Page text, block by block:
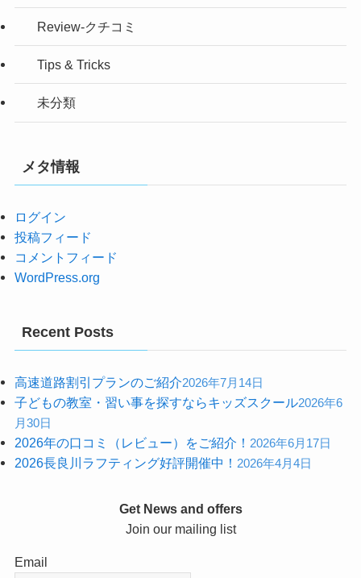
Review-クチコミ
Tips & Tricks
未分類
メタ情報
ログイン
投稿フィード
コメントフィード
WordPress.org
Recent Posts
高速道路割引プランのご紹介2026年7月14日
子どもの教室・習い事を探すならキッズスクール2026年6
月30日
2026年の口コミ（レビュー）をご紹介！ 2026年6月17日
2026長良川ラフティング好評開催中！ 2026年4月4日
Get News and offers
Join our mailing list
Email